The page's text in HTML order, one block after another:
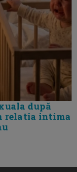
după
relatia intima